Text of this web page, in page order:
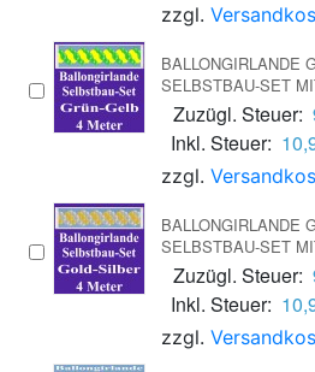
zzgl.
BALLONGIRLANDE
SELBSTBAU-SET
Zuzügl. Steuer:
Inkl. Steuer:
zzgl.
BALLONGIRLANDE
SELBSTBAU-SET
Zuzügl. Steuer:
Inkl. Steuer:
zzgl.